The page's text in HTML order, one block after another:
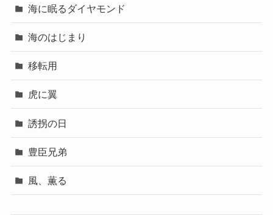
海に眠るダイヤモンド
海のはじまり
移転用
虎に翼
誘拐の日
豊臣兄弟
風、薫る